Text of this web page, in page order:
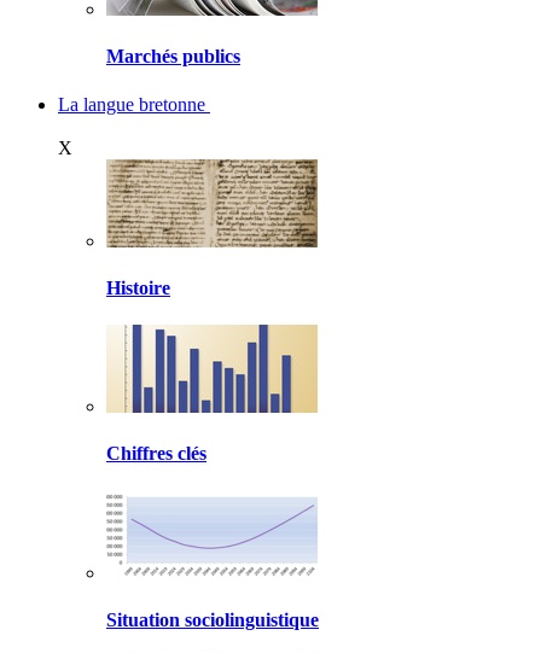
Marchés publics
La langue bretonne
X
Histoire
Chiffres clés
Situation sociolinguistique